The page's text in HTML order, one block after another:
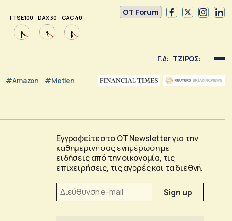
FTSE 100 DAX 30 CAC 40
OT Forum
Γ.Δ: ΤΖΙΡΟΣ:
#Amazon #Metlen
Εγγραφείτε στο OT Newsletter για την
καθημερινή σας ενημέρωση με
ειδήσεις από την οικονομία, τις
επιχειρήσεις, τις αγορές και τα διεθνή.